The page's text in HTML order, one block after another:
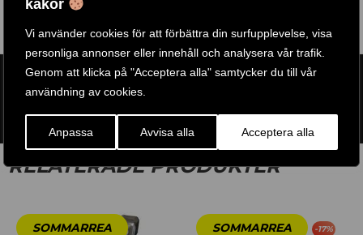
kakor
Vi använder cookies för att förbättra din surfupplevelse, visa
personliga annonser eller innehåll och analysera vår trafik.
Genom att klicka på "Acceptera alla" samtycker du till vår
användning av cookies.
Anpassa Avvisa alla Acceptera alla
ARTIKELNR:IM-1009
ETIKETT:
GTIN:850006331062
RELATERADE PRODUKTER
-17%